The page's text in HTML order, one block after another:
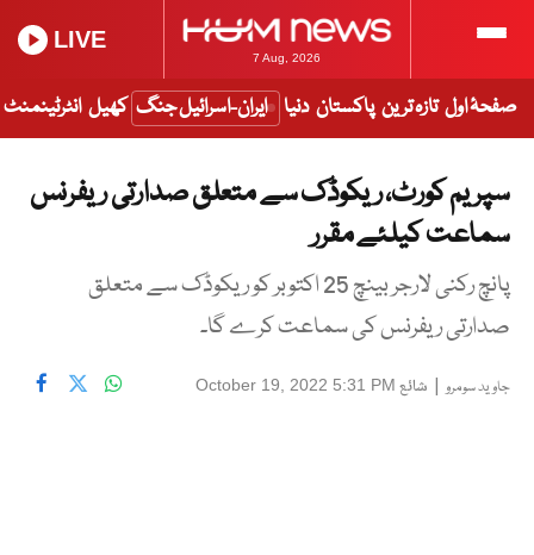
7 Aug, 2026
LIVE
صفحۂ اول تازہ ترین پاکستان دنیا ایران-اسرائیل جنگ کھیل انٹرٹینمنٹ
سپریم کورٹ، ریکوڈک سے متعلق صدارتی ریفرنس
سماعت کیلئے مقرر
پانچ رکنی لارجر بینچ 25 اکتوبر کو ریکوڈک سے متعلق
صدارتی ریفرنس کی سماعت کرے گا۔
جاوید سومرو| شائع October 19, 2022 5:31 PM